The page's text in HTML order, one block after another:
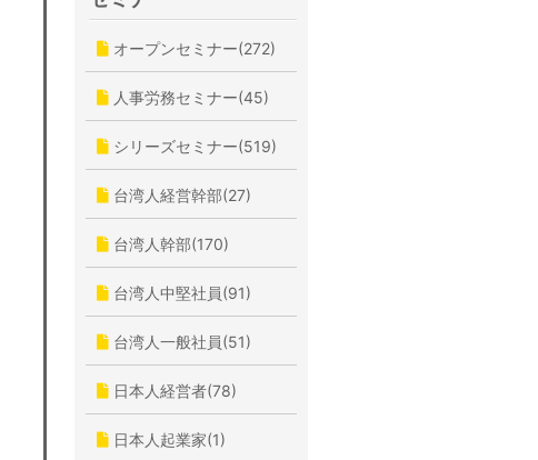
オープンセミナー(272)
人事労務セミナー(45)
シリーズセミナー(519)
台湾人経営幹部(27)
台湾人幹部(170)
台湾人中堅社員(91)
台湾人一般社員(51)
日本人経営者(78)
日本人起業家(1)